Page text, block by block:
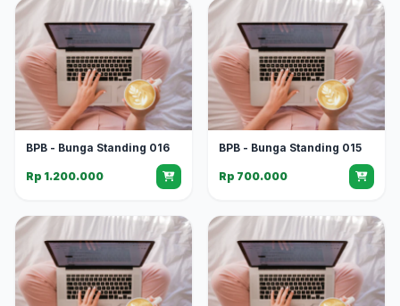
BPB - Bunga Standing 016
Rp 1.200.000
BPB - Bunga Standing 015
Rp 700.000